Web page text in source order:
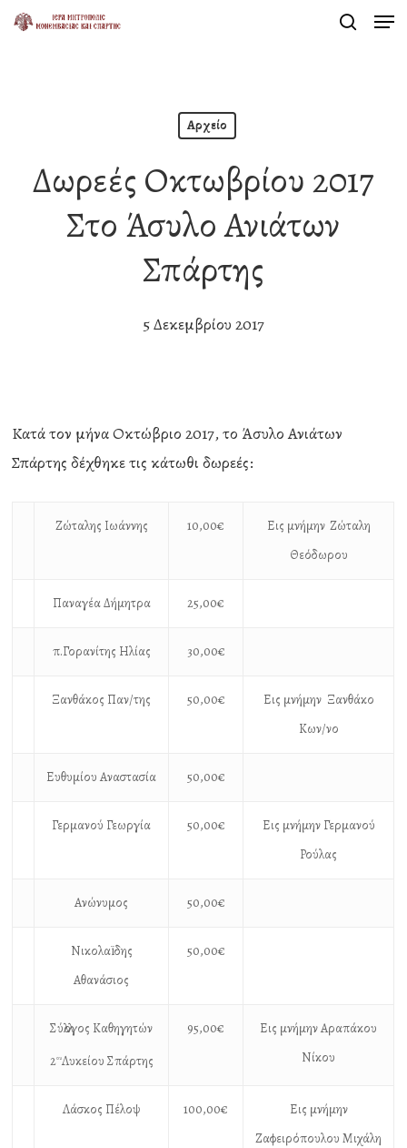
Skip
Αρχείο
Δωρεές Οκτωβρίου 2017
Στο Άσυλο Ανιάτων
Σπάρτης
5 Δεκεμβρίου 2017
Κατά τον μήνα Οκτώβριο 2017, το Άσυλο Ανιάτων
Σπάρτης δέχθηκε τις κάτωθι δωρεές:
Ζώταλης Ιωάννης 10,00€ Εις μνήμην Ζώταλη
Θεόδωρου
Παναγέα Δήμητρα 25,00€
π.Γορανίτης Ηλίας 30,00€
Ξανθάκος Παν/της 50,00€
Εις μνήμην Ξανθάκο
Κων/νο
Ευθυμίου Αναστασία 50,00€
Γερμανού Γεωργία 50,00€
Εις μνήμην Γερμανού
Ρούλας
Ανώνυμος 50,00€
Νικολαïδης
Αθανάσιος
50,00€
Σύλλογος Καθηγητών
2ουΛυκείου Σπάρτης
95,00€
Εις μνήμην Αραπάκου
Νίκου
Λάσκος Πέλοψ 100,00€
Εις μνήμην
Ζαφειρόπουλου Μιχάλη